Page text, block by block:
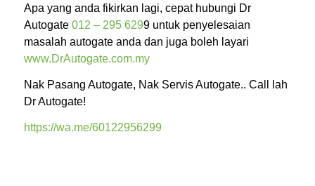
Apa yang anda fikirkan lagi, cepat hubungi Dr
Autogate 012 – 295 6299 untuk penyelesaian
masalah autogate anda dan juga boleh layari
www.DrAutogate.com.my
Nak Pasang Autogate, Nak Servis Autogate.. Call lah
Dr Autogate!
https://wa.me/60122956299